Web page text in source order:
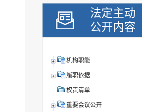
法定主动
公开内容
机构职能
履职依据
权责清单
重要会议公开